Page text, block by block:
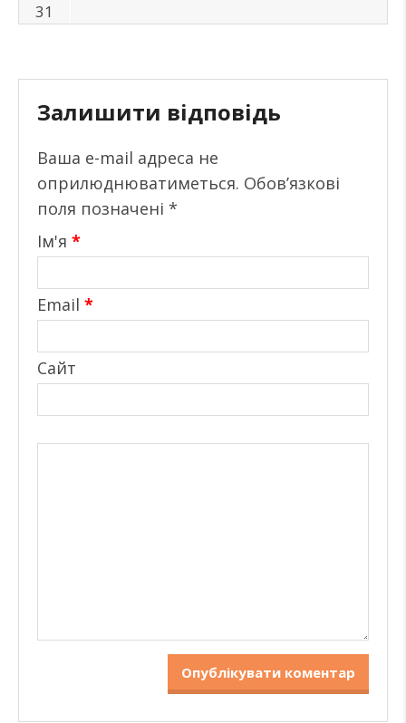
31
Залишити відповідь
Ваша e-mail адреса не
оприлюднюватиметься. Обов’язкові
поля позначені *
Ім'я *
Email *
Сайт